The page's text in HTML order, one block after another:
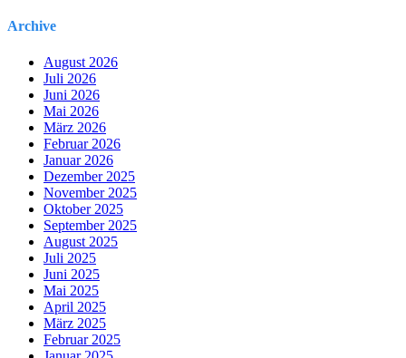
Archive
August 2026
Juli 2026
Juni 2026
Mai 2026
März 2026
Februar 2026
Januar 2026
Dezember 2025
November 2025
Oktober 2025
September 2025
August 2025
Juli 2025
Juni 2025
Mai 2025
April 2025
März 2025
Februar 2025